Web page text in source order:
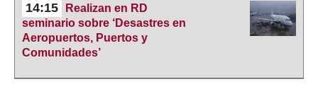
14:15
Realizan en RD
seminario sobre ‘Desastres en
Aeropuertos, Puertos y
Comunidades’